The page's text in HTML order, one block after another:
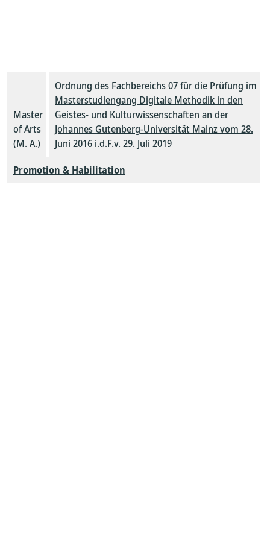
Master
of Arts
(M. A.)
Ordnung des Fachbereichs 07 für die Prüfung im
Masterstudiengang Digitale Methodik in den
Geistes- und Kulturwissenschaften an der
Johannes Gutenberg-Universität Mainz vom 28.
Juni 2016 i.d.F.v. 29. Juli 2019
Promotion & Habilitation